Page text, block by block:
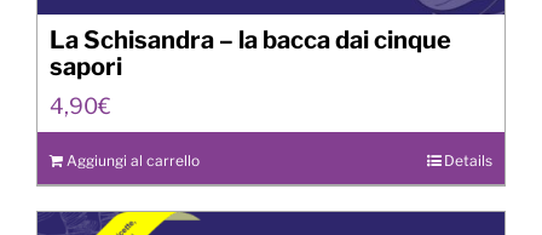
La Schisandra – la bacca dai cinque
sapori
4,90€
Aggiungi al carrello Details